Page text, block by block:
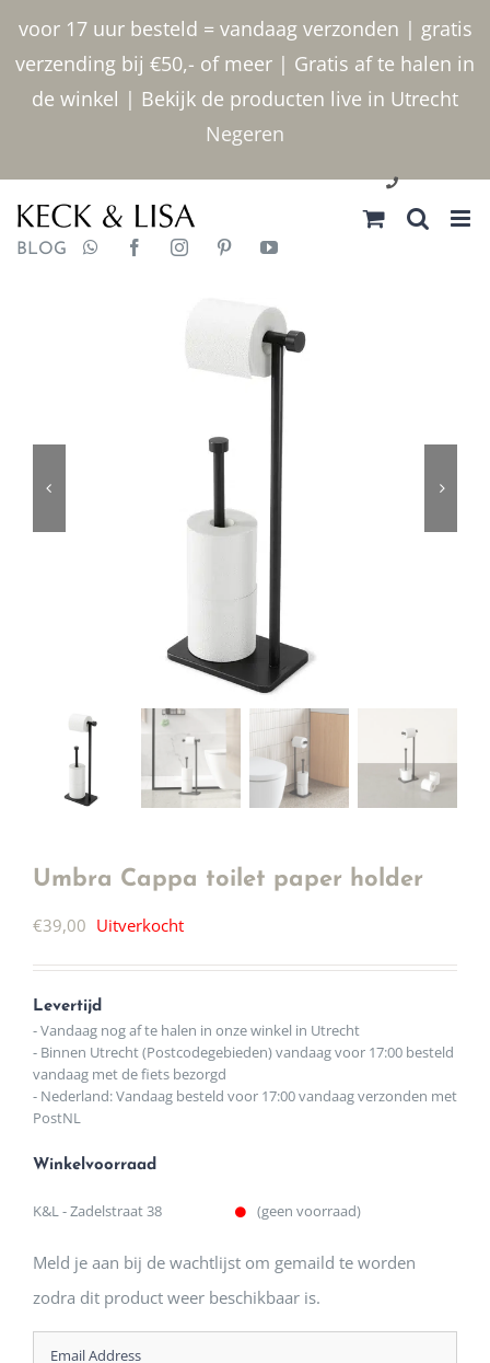
voor 17 uur besteld = vandaag verzonden | gratis
verzending bij €50,- of meer | Gratis af te halen in
de winkel | Bekijk de producten live in Utrecht
Negeren
inhoud
030 2400000
BLOG
Umbra Cappa toilet paper holder
€39,00 Uitverkocht
Levertijd
- Vandaag nog af te halen in onze winkel in Utrecht
- Binnen Utrecht (Postcodegebieden) vandaag voor 17:00 besteld
vandaag met de fiets bezorgd
- Nederland: Vandaag besteld voor 17:00 vandaag verzonden met
PostNL
Winkelvoorraad
K&L - Zadelstraat 38 (geen voorraad)
Meld je aan bij de wachtlijst om gemaild te worden
zodra dit product weer beschikbaar is.
Enter